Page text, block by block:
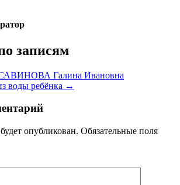
записям
Галина Ивановна
воды ребёнка →
опубликован. Обязательные поля